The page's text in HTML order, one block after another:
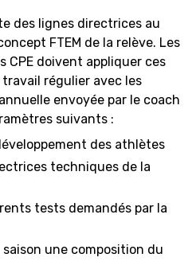
des lignes directrices au
FTEM de la relève. Les
CPE doivent appliquer ces
régulier avec les
envoyée par le coach
suivants :
des athlètes
techniques de la
tests demandés par la
une composition du